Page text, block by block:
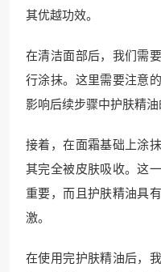
其优越功效。
在清洁面部后，我们需
行涂抹。这里需要注意
影响后续步骤中护肤精油
接着，在面霜基础上涂
其完全被皮肤吸收。这
重要，而且护肤精油具
激。
在使用完护肤精油后，